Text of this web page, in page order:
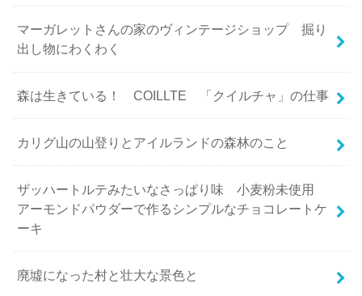
マーガレットさんの家のヴィンテージショップ 掘り
出し物にわくわく
森は生きている！ COILLTE 「クイルチャ」の仕事
カリグ山の山登りとアイルランドの森林のこと
ザッハートルテみたいなさっぱり味 小麦粉未使用
アーモンドパウダーで作るシンプルなチョコレートケ
ーキ
廃墟になった村と壮大な景色と